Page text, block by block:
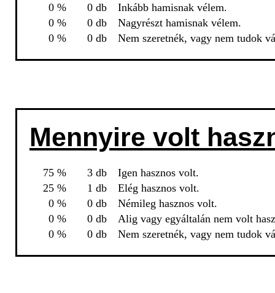
0 %
0 db
Inkább hamisnak vélem.
0 %
0 db
Nagyrészt hamisnak vélem.
0 %
0 db Nem szeretnék, vagy nem tudok
Mennyire volt
75 % 3 db
Igen hasznos volt.
25 %
1 db
Elég hasznos volt.
0 %
0 db
Némileg hasznos volt.
0 %
0 db
Alig vagy egyáltalán nem volt
0 %
0 db Nem szeretnék, vagy nem tudok